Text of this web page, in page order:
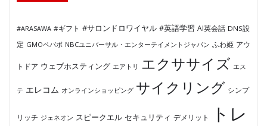
#ARASAWA #ギフト #サロンドロワイヤル #英語学習 AI英会話 DNS設
定 GMOペパボ NBCユニバーサル・エンターテイメントジャパン ふわ姫 アウ
トドア ウェブホスティング エアトリ エクササイズ エス
テ エレコム オンラインショッピング サイクリング シンプ
リッチ ジェネオン スピークエル セキュリティ デメリット
トレ